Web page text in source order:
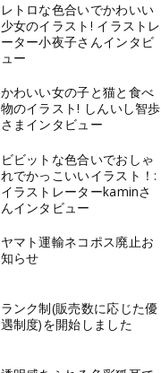
レトロな色合いでかわいい
少女のイラスト! イラストレ
ーター小夜子さんインタビ
ュー
かわいい女の子と猫と食べ
物のイラスト! しんいし智歩
さまインタビュー
ビビットな色合いでおしゃ
れでかっこいいイラスト！:
イラストレーターkaminさ
んインタビュー
ヤマト運輸ネコポス廃止お
知らせ
ランク制(販売数に応じた優
遇制度)を開始しました